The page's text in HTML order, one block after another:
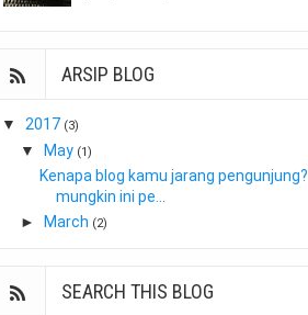
ARSIP BLOG
▼ 2017 (3)
▼ May (1)
Kenapa blog kamu jarang pengunjung?
mungkin ini pe...
►
March (2)
SEARCH THIS BLOG